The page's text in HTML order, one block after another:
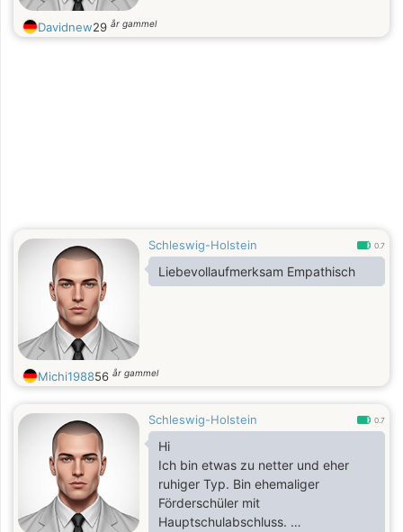
Davidnew29 år gammel
Schleswig-Holstein 0.7
Liebevollaufmerksam Empathisch
Michi198856 år gammel
Schleswig-Holstein 0.7
Hi
Ich bin etwas zu netter und eher
ruhiger Typ. Bin ehemaliger
Förderschüler mit
Hauptschulabschluss.